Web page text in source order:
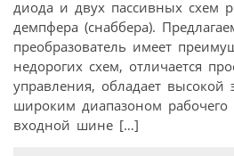
диода и двух пассивных схем
демпфера (снаббера).
преобразователь имеет
недорогих схем, отличается
управления, обладает высокой
широким диапазоном
входной шине […]